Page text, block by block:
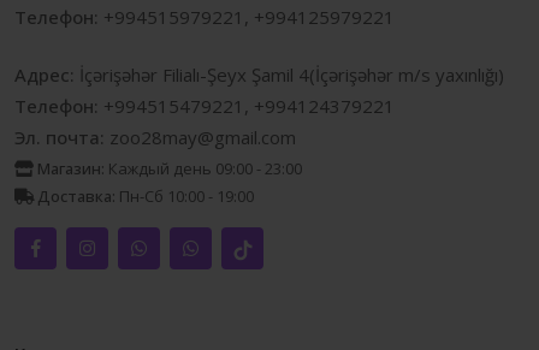
Телефон: +994515979221, +994125979221
Адрес: İçərişəhər Filialı-Şeyx Şamil 4(İçərişəhər m/s yaxınlığı)
Телефон: +994515479221, +994124379221
Эл. почта: zoo28may@gmail.com
Магазин: Каждый день 09:00 - 23:00
Доставка: Пн-Сб 10:00 - 19:00